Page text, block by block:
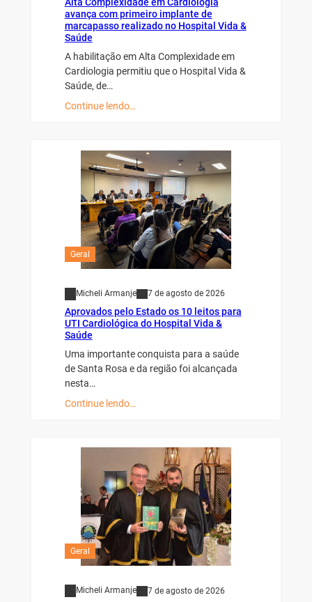
Alta Complexidade em Cardiologia
avança com primeiro implante de
marcapasso realizado no Hospital Vida &
Saúde
A habilitação em Alta Complexidade em
Cardiologia permitiu que o Hospital Vida &
Saúde, de…
Continue lendo…
Geral
Micheli Armanje 7 de agosto de 2026
Aprovados pelo Estado os 10 leitos para
UTI Cardiológica do Hospital Vida &
Saúde
Uma importante conquista para a saúde
de Santa Rosa e da região foi alcançada
nesta…
Continue lendo…
Geral
Micheli Armanje 7 de agosto de 2026